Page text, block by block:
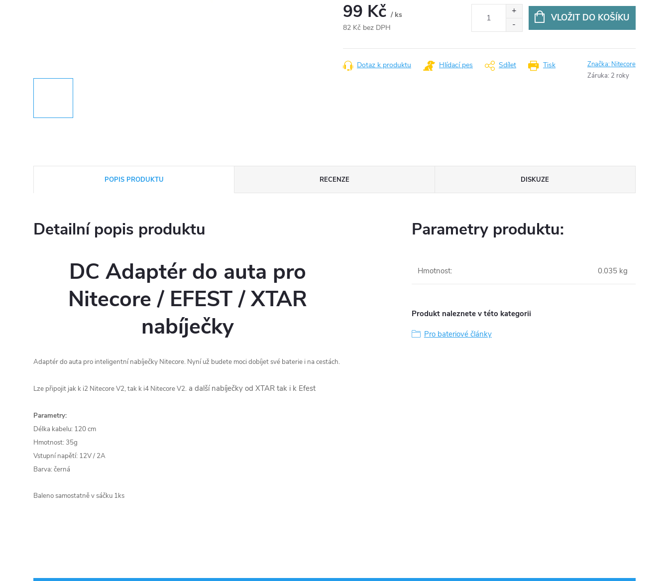
99 Kč / ks
82 Kč bez DPH
cena:
VLOŽIT DO KOŠÍKU
Tisk
Dotaz k produktu Hlídací pes Sdílet Značka: Nitecore
Záruka: 2 roky
POPIS PRODUKTU RECENZE DISKUZE
Detailní popis produktu
DC Adaptér do auta pro
Nitecore / EFEST / XTAR
nabíječky
Adaptér do auta pro inteligentní nabíječky Nitecore. Nyní už budete moci dobíjet své baterie i na cestách.
Lze připojit jak k i2 Nitecore V2, tak k i4 Nitecore V2. a další nabíječky od XTAR tak i k Efest
Parametry:
Délka kabelu: 120 cm
Hmotnost: 35g
Vstupní napětí: 12V / 2A
Barva: černá
Baleno samostatně v sáčku 1ks
Parametry produktu:
Hmotnost: 0.035 kg
Produkt naleznete v této kategorii
Pro bateriové články